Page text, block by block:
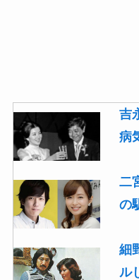
吉
病
二
の
細
ル